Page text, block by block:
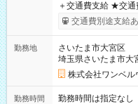
＋交通費支給 ★交通費全額支給！ ┗案件により規定あり ★日払
いOK！（規定あり
ンビニATMから 日払い分
交通費別途支給
勤務地
さいたま市大宮区
埼玉県さいたま市大
株式会社ワンベル
勤務時間
勤務時間は指定なし